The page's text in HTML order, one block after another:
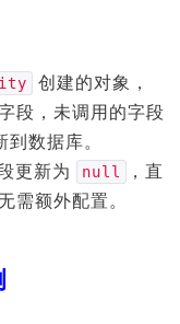
创建的对象，
段，未调用的字段
数据库。
更新为 null
，直
需额外配置。